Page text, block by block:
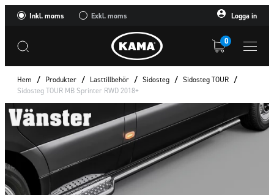
Inkl. moms Exkl. moms Logga in
0
Hem / Produkter / Lasttillbehör / Sidosteg / Sidosteg TOUR /
Sidosteg TOUR MB Sprinter RWD 2018+